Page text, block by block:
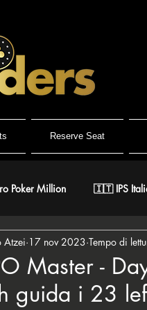
Reserve Seat
Poker Million 🇮🇹 IPS
🐺 Wolf High Roller 🐺
de Poker ⚔️ Warriors
Master -
guida i 23
Atzei 17 nov 2023 Tempo di